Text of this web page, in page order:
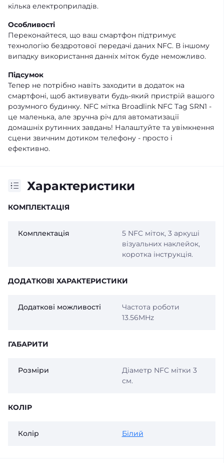
кілька електроприладів.
Особливості
Переконайтеся, що ваш смартфон підтримує
технологію бездротової передачі даних NFC. В іншому
випадку використання данніх міток буде неможливо.
Підсумок
Тепер не потрібно навіть заходити в додаток на
смартфоні, щоб активувати будь-який пристрій вашого
розумного будинку. NFC мітка Broadlink NFC Tag SRN1 -
це маленька, але зручна річ для автоматизації
домашніх рутинних завдань! Налаштуйте та увімкнення
сцени звичним дотиком телефону - просто і
ефективно.
Характеристики
КОМПЛЕКТАЦІЯ
Комплектація
5 NFC міток, 3 аркуші
візуальних наклейок,
коротка інструкція.
ДОДАТКОВІ ХАРАКТЕРИСТИКИ
Додаткові можливості
Частота роботи
13.56MHz
ГАБАРИТИ
Розміри
Діаметр NFC мітки 3
см.
КОЛІР
Колір Білий